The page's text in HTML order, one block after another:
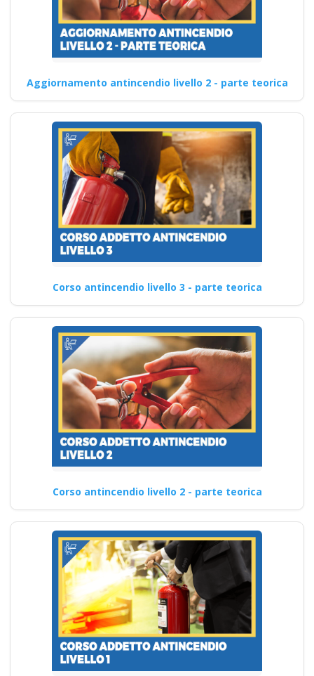
Aggiornamento antincendio livello 2 - parte teorica
Corso antincendio livello 3 - parte teorica
Corso antincendio livello 2 - parte teorica